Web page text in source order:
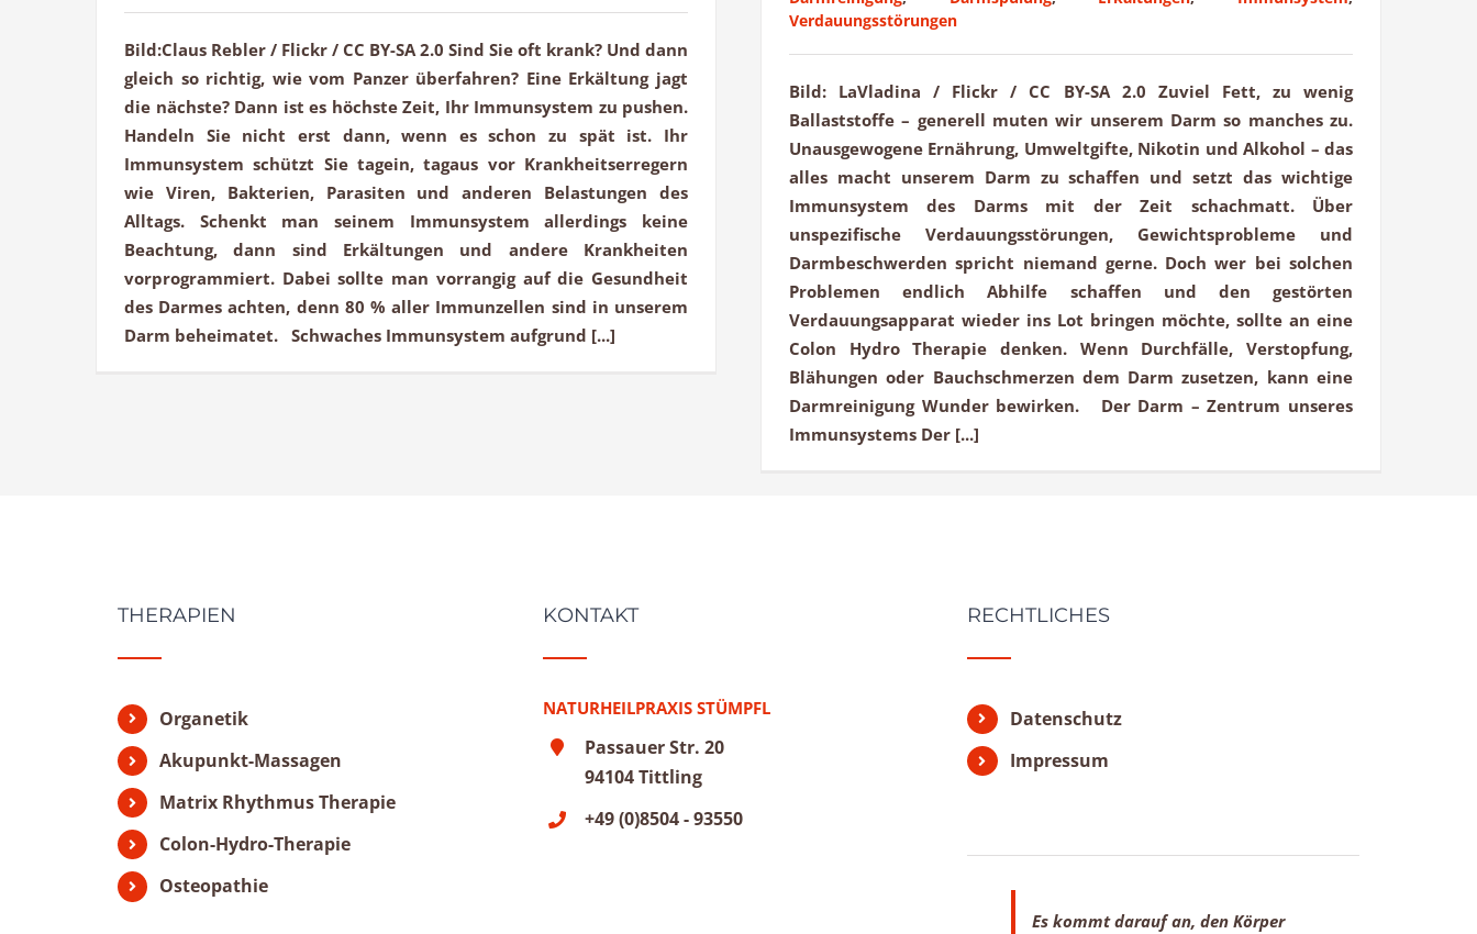
Bild:Claus Rebler / Flickr / CC BY-SA 2.0 Sind Sie oft krank? Und dann
gleich so richtig, wie vom Panzer überfahren? Eine Erkältung jagt
die nächste? Dann ist es höchste Zeit, Ihr Immunsystem zu pushen.
Handeln Sie nicht erst dann, wenn es schon zu spät ist. Ihr
Immunsystem schützt Sie tagein, tagaus vor Krankheitserregern
wie Viren, Bakterien, Parasiten und anderen Belastungen des
Alltags. Schenkt man seinem Immunsystem allerdings keine
Beachtung, dann sind Erkältungen und andere Krankheiten
vorprogrammiert. Dabei sollte man vorrangig auf die Gesundheit
des Darmes achten, denn 80 % aller Immunzellen sind in unserem
Darm beheimatet. Schwaches Immunsystem aufgrund [...]
Verdauungsstörungen
Bild: LaVladina / Flickr / CC BY-SA 2.0 Zuviel Fett, zu wenig
Ballaststoffe – generell muten wir unserem Darm so manches zu.
Unausgewogene Ernährung, Umweltgifte, Nikotin und Alkohol – das
alles macht unserem Darm zu schaffen und setzt das wichtige
Immunsystem des Darms mit der Zeit schachmatt. Über
unspezifische Verdauungsstörungen, Gewichtsprobleme und
Darmbeschwerden spricht niemand gerne. Doch wer bei solchen
Problemen endlich Abhilfe schaffen und den gestörten
Verdauungsapparat wieder ins Lot bringen möchte, sollte an eine
Colon Hydro Therapie denken. Wenn Durchfälle, Verstopfung,
Blähungen oder Bauchschmerzen dem Darm zusetzen, kann eine
Darmreinigung Wunder bewirken. Der Darm – Zentrum unseres
Immunsystems Der [...]
THERAPIEN
Organetik
Akupunkt-Massagen
Matrix Rhythmus Therapie
Colon-Hydro-Therapie
Osteopathie
KONTAKT
NATURHEILPRAXIS STÜMPFL
Passauer Str. 20
94104 Tittling
+49 (0)8504 - 93550
RECHTLICHES
Datenschutz
Impressum
Es kommt darauf an, den Körper